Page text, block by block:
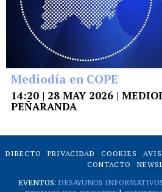
Mediodía en COPE
14:20 | 28 MAY 2026 |
PEÑARANDA
DIRECTO PRIVACIDAD COOKIES
CONTACTO
EVENTOS: DESAYUNOS